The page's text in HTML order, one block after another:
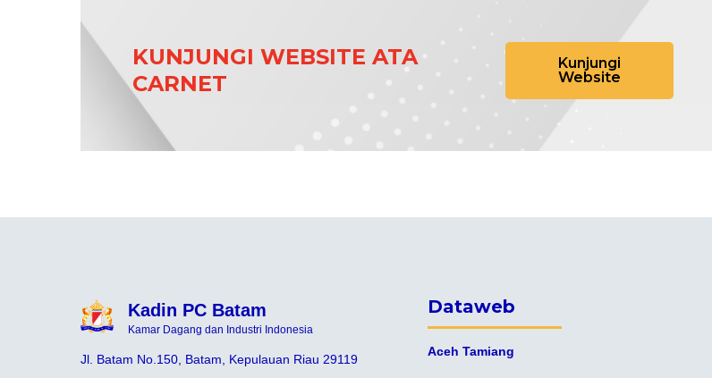
KUNJUNGI WEBSITE ATA
CARNET
Kunjungi
Website
Kadin PC Batam
Kamar Dagang dan Industri Indonesia
Jl. Batam No.150, Batam, Kepulauan Riau 29119
Dataweb
Aceh Tamiang